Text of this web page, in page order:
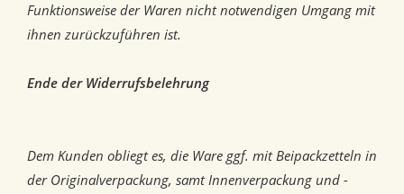
Funktionsweise der Waren nicht notwendigen Umgang mit
ihnen zurückzuführen ist.
Ende der Widerrufsbelehrung
Dem Kunden obliegt es, die Ware ggf. mit Beipackzetteln in
der Originalverpackung, samt Innenverpackung und -